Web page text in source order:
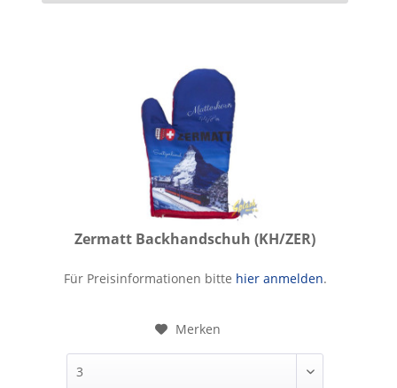
Zermatt Backhandschuh (KH/ZER)
Zermatt Backhandschuh
Für Preisinformationen bitte hier anmelden.
Merken